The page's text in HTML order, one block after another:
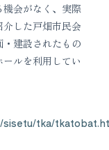
会がなく、実際
した戸畑市民会
建設されたもの
ルを利用してい
sisetu/tka/